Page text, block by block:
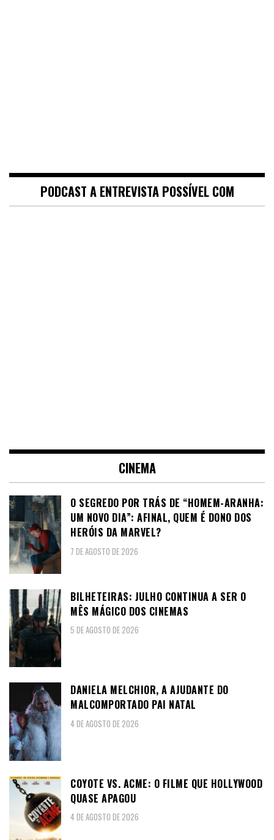
PODCAST A ENTREVISTA POSSÍVEL COM
CINEMA
O SEGREDO POR TRÁS DE “HOMEM-ARANHA:
UM NOVO DIA”: AFINAL, QUEM É DONO DOS
HERÓIS DA MARVEL?
7 DE AGOSTO DE 2026
BILHETEIRAS: JULHO CONTINUA A SER O
MÊS MÁGICO DOS CINEMAS
5 DE AGOSTO DE 2026
DANIELA MELCHIOR, A AJUDANTE DO
MALCOMPORTADO PAI NATAL
4 DE AGOSTO DE 2026
COYOTE VS. ACME: O FILME QUE HOLLYWOOD
QUASE APAGOU
4 DE AGOSTO DE 2026